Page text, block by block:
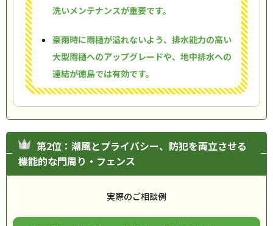
洗いメンテナンスが重要です。
豪雨時に雨樋が溢れないよう、排水能力の高い
大型雨樋へのアップグレードや、地中排水への
連結が徳島では有効です。
第2位：潮風とプライバシー、防犯を両立させる
機能的な門周り・フェンス
実際のご相談例